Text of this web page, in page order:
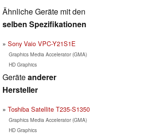
Ähnliche Geräte mit den
selben Spezifikationen
Sony Vaio VPC-Y21S1E
Graphics Media Accelerator (GMA)
HD Graphics
Geräteanderer
Hersteller
Toshiba Satellite T235-S1350
Graphics Media Accelerator (GMA)
HD Graphics